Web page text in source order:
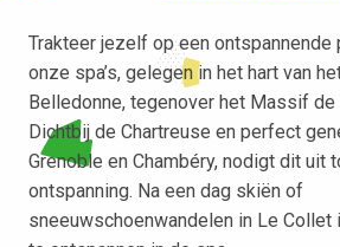
Trakteer jezelf op een ontspannende
onze spa’s, gelegen in het hart van
Belledonne, tegenover het Massif de
Dichtbij de Chartreuse en perfect
Grenoble en Chambéry, nodigt dit uit
ontspanning. Na een dag skiën of
sneeuwschoenwandelen in Le Collet